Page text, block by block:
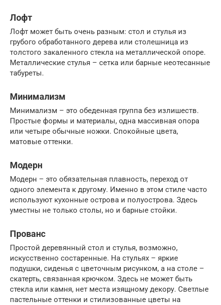
Лофт
Лофт может быть очень разным: стол и стулья из
грубого обработанного дерева или столешница из
толстого закаленного стекла на металлической опоре.
Металлические стулья – сетка или барные неотесанные
табуреты.
Минимализм
Минимализм – это обеденная группа без излишеств.
Простые формы и материалы, одна массивная опора
или четыре обычные ножки. Спокойные цвета,
матовые оттенки.
Модерн
Модерн – это обязательная плавность, переход от
одного элемента к другому. Именно в этом стиле часто
используют кухонные острова и полуострова. Здесь
уместны не только столы, но и барные стойки.
Прованс
Простой деревянный стол и стулья, возможно,
искусственно состаренные. На стульях – яркие
подушки, сиденья с цветочным рисунком, а на столе –
скатерть, связанная крючком. Здесь не может быть
стекла или камня, нет места изящному декору. Светлые
пастельные оттенки и стилизованные цветы на